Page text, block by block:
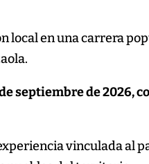
en una carrera
septiembre de 2026,
vinculada al